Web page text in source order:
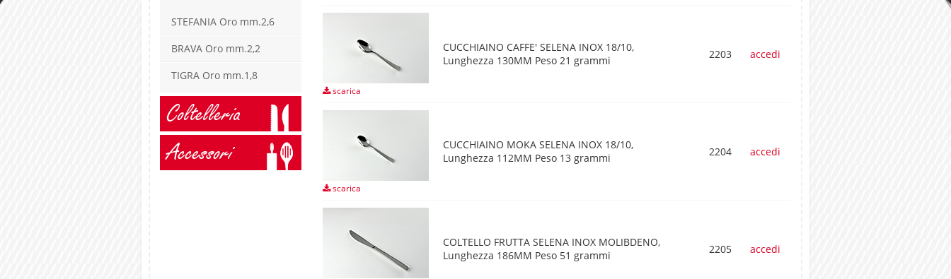
STEFANIA Oro mm.2,6
BRAVA Oro mm.2,2
TIGRA Oro mm.1,8
Coltelleria
Accessori
scarica
CUCCHIAINO CAFFE' SELENA INOX 18/10,
Lunghezza 130MM Peso 21 grammi
2203 accedi
scarica
CUCCHIAINO MOKA SELENA INOX 18/10,
Lunghezza 112MM Peso 13 grammi
2204 accedi
COLTELLO FRUTTA SELENA INOX MOLIBDENO,
Lunghezza 186MM Peso 51 grammi
2205 accedi